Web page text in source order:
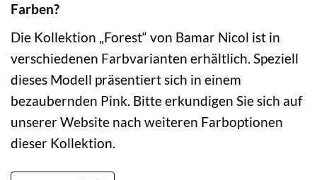
Farben?
Die Kollektion „Forest“ von Bamar Nicol ist in
verschiedenen Farbvarianten erhältlich. Speziell
dieses Modell präsentiert sich in einem
bezaubernden Pink. Bitte erkundigen Sie sich auf
unserer Website nach weiteren Farboptionen
dieser Kollektion.